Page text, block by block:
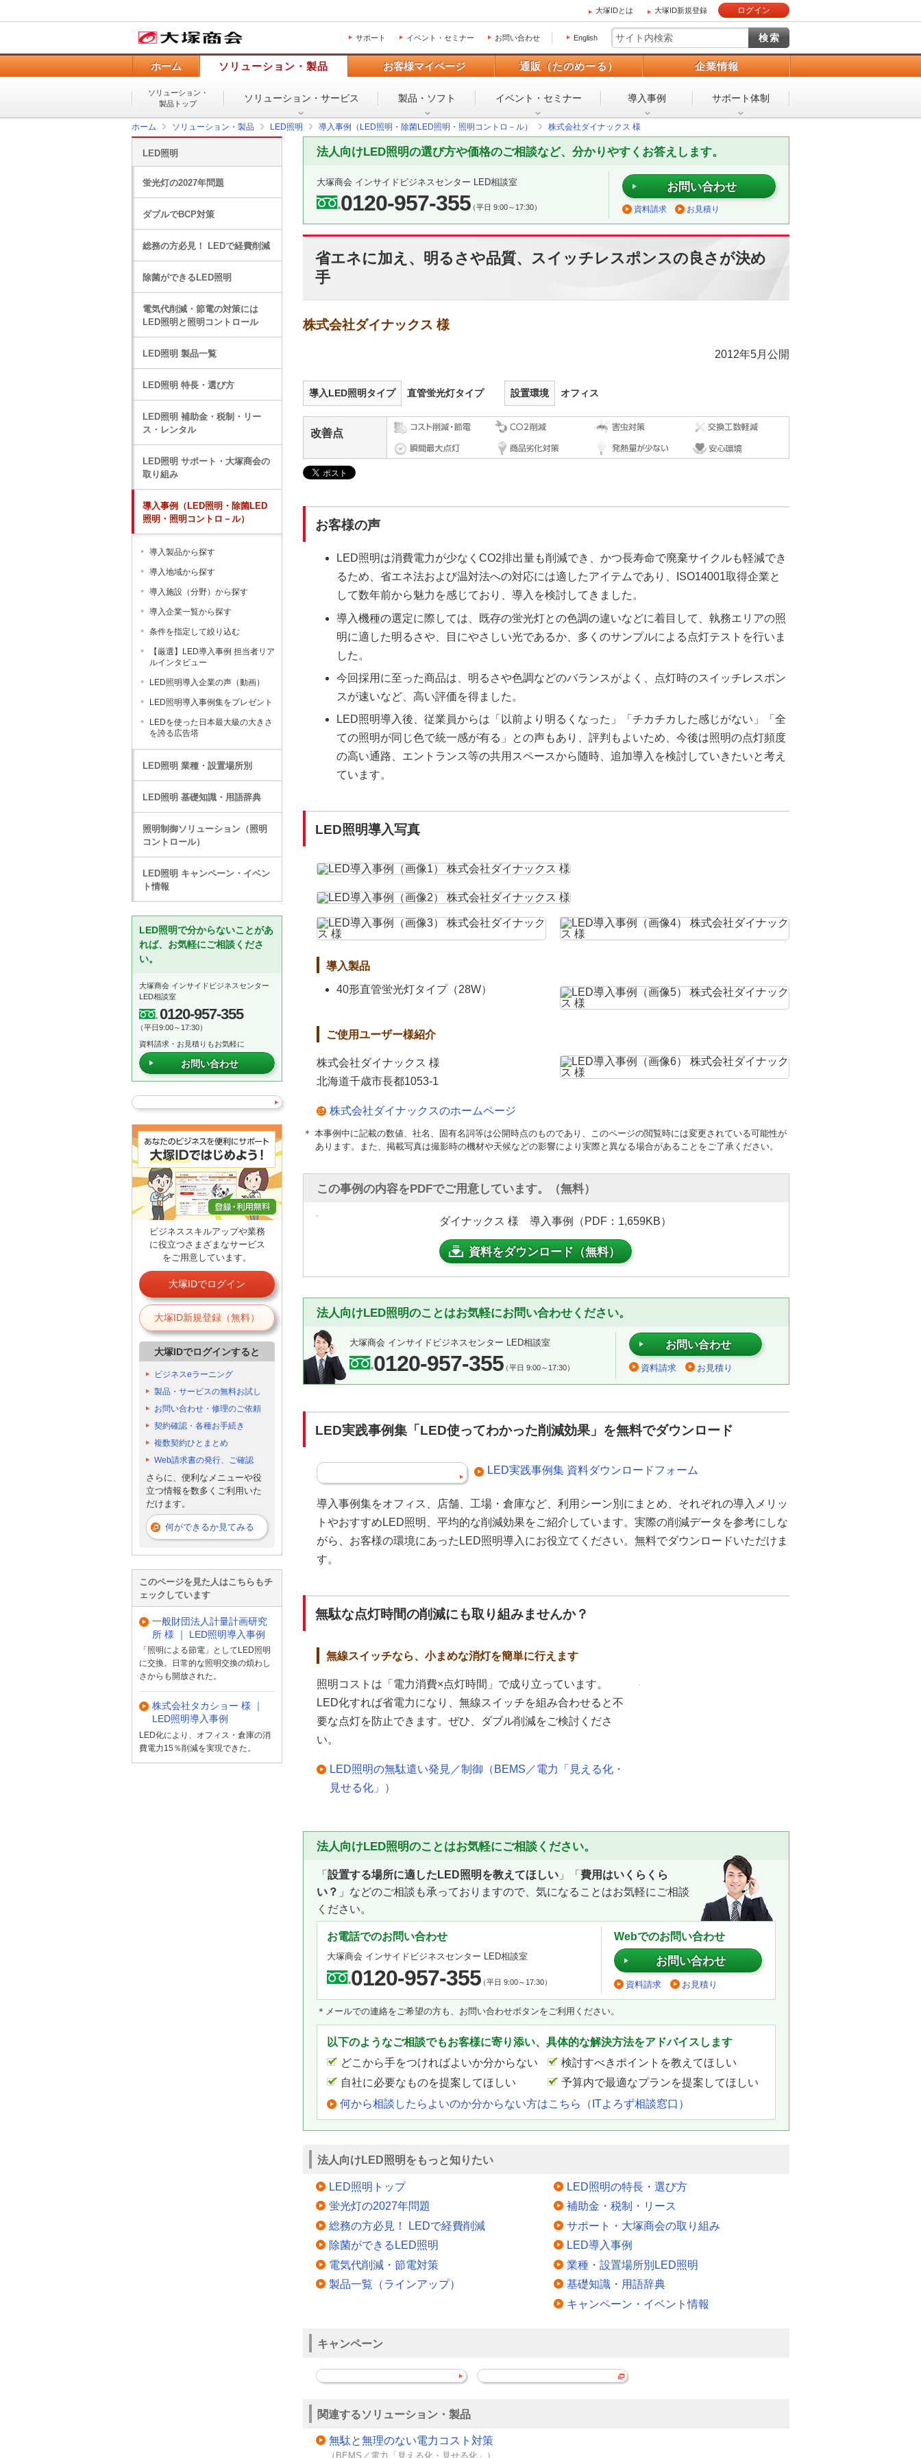
大塚IDとは 大塚ID新規登録 ログイン
サポート イベント・セミナー お問い合わせ English
ホーム ソリューション・製品 お客様マイページ 通販（たのめーる） 企業情報
ソリューション・
製品トップ
ソリューション・ サービス 製品・ソフト イベント・ セミナー 導入事例 サポート体制
ホーム ソリューション・製品 LED照明 導入事例（LED照明・除菌LED照明・照明コントロ－ル） 株式会社ダイナックス 様
法人向けLED照明の選び方や価格のご相談など、分かりやすくお答えします。
大塚商会 インサイドビジネスセンター LED相談室
0120-957-355（平日 9:00～17:30）
お問い合わせ
資料請求 お見積り
省エネに加え、明るさや品質、スイッチレスポンスの良さが決め
手
株式会社ダイナックス 様
2012年5月公開
導入LED照明タイプ 直管蛍光灯タイプ 設置環境 オフィス
改善点
お客様の声
LED照明は消費電力が少なくCO2排出量も削減でき、かつ長寿命で廃棄サイクルも軽減でき
るため、省エネ法および温対法への対応には適したアイテムであり、ISO14001取得企業と
して数年前から魅力を感じており、導入を検討してきました。
導入機種の選定に際しては、既存の蛍光灯との色調の違いなどに着目して、執務エリアの照
明に適した明るさや、目にやさしい光であるか、多くのサンプルによる点灯テストを行いま
した。
今回採用に至った商品は、明るさや色調などのバランスがよく、点灯時のスイッチレスポン
スが速いなど、高い評価を得ました。
LED照明導入後、従業員からは「以前より明るくなった」「チカチカした感じがない」「全
ての照明が同じ色で統一感が有る」との声もあり、評判もよいため、今後は照明の点灯頻度
の高い通路、エントランス等の共用スペースから随時、追加導入を検討していきたいと考え
ています。
LED照明導入写真
導入製品
40形直管蛍光灯タイプ（28W）
ご使用ユーザー様紹介
株式会社ダイナックス 様
北海道千歳市長都1053-1
株式会社ダイナックスのホームページ
＊ 本事例中に記載の数値、社名、固有名詞等は公開時点のものであり、このページの閲覧時には変更されている可能性が
あります。また、掲載写真は撮影時の機材や天候などの影響により実際と異なる場合があることをご了承ください。
この事例の内容をPDFでご用意しています。（無料）
ダイナックス 様 導入事例（PDF：1,659KB）
資料をダウンロード（無料）
法人向けLED照明のことはお気軽にお問い合わせください。
大塚商会 インサイドビジネスセンター LED相談室
0120-957-355（平日 9:00～17:30）
お問い合わせ
資料請求 お見積り
LED実践事例集「LED使ってわかった削減効果」を無料でダウンロード
LED実践事例集 資料ダウンロードフォーム
導入事例集をオフィス、店舗、工場・倉庫など、利用シーン別にまとめ、それぞれの導入メリッ
トやおすすめLED照明、平均的な削減効果をご紹介しています。実際の削減データを参考にしな
がら、お客様の環境にあったLED照明導入にお役立てください。無料でダウンロードいただけま
す。
無駄な点灯時間の削減にも取り組みませんか？
無線スイッチなら、小まめな消灯を簡単に行えます
照明コストは「電力消費×点灯時間」で成り立っています。
LED化すれば省電力になり、無線スイッチを組み合わせると不
要な点灯を防止できます。ぜひ、ダブル削減をご検討くださ
い。
LED照明の無駄遣い発見／制御（BEMS／電力「見える化・
見せる化」）
法人向けLED照明のことはお気軽にご相談ください。
「 設置する場所に適したLED照明を教えてほしい 」「 費用はいくらくら
い？ 」などのご相談も承っておりますので、気になることはお気軽にご相談
ください。
お電話でのお問い合わせ
大塚商会 インサイドビジネスセンター LED相談室
0120-957-355（平日 9:00～17:30）
Webでのお問い合わせ
お問い合わせ
資料請求 お見積り
＊メールでの連絡をご希望の方も、お問い合わせボタンをご利用ください。
以下のようなご相談でもお客様に寄り添い、具体的な解決方法をアドバイスします
どこから手をつければよいか分からない
検討すべきポイントを教えてほしい
自社に必要なものを提案してほしい
予算内で最適なプランを提案してほしい
何から相談したらよいのか分からない方はこちら（ITよろず相談窓口）
法人向けLED照明をもっと知りたい
LED照明トップ
蛍光灯の2027年問題
総務の方必見！ LEDで経費削減
除菌ができるLED照明
電気代削減・節電対策
製品一覧（ラインアップ）
LED照明の特長・選び方
補助金・税制・リース
サポート・大塚商会の取り組み
LED導入事例
業種・設置場所別LED照明
基礎知識・用語辞典
キャンペーン・イベント情報
キャンペーン
関連するソリューション・製品
無駄と無理のない電力コスト対策
（BEMS／電力「見える化・見せる化」）
LED照明
蛍光灯の2027年問題
ダブルでBCP対策
総務の方必見！ LEDで経費削減
除菌ができるLED照明
電気代削減・節電の対策には
LED照明と照明コントロール
LED照明 製品一覧
LED照明 特長・選び方
LED照明 補助金・税制・リー
ス・レンタル
LED照明 サポート・大塚商会の
取り組み
導入事例（LED照明・除菌LED
照明・照明コントロ－ル）
導入製品から探す
導入地域から探す
導入施設（分野）から探す
導入企業一覧から探す
条件を指定して絞り込む
【厳選】LED導入事例 担当者リア
ルインタビュー
LED照明導入企業の声（動画）
LED照明導入事例集をプレゼント
LEDを使った日本最大級の大きさ
を誇る広告塔
LED照明 業種・設置場所別
LED照明 基礎知識・用語辞典
照明制御ソリューション（照明
コントロール）
LED照明 キャンペーン・イベン
ト情報
LED照明で分からないことがあ
れば、お気軽にご相談くださ
い。
大塚商会 インサイドビジネスセンター
LED相談室
0120-957-355
（平日9:00～17:30）
資料請求・お見積りもお気軽に
お問い合わせ
ビジネススキルアップや業務
に役立つさまざまなサービス
をご用意しています。
大塚IDでログイン
大塚ID新規登録（無料）
大塚IDでログインすると
ビジネスeラーニング
製品・サービスの無料お試し
お問い合わせ・修理のご依頼
契約確認・各種お手続き
複数契約ひとまとめ
Web請求書の発行、ご確認
さらに、便利なメニューや役
立つ情報を数多くご利用いた
だけます。
何ができるか見てみる
このページを見た人はこちらもチ
ェックしています
一般財団法人計量計画研究
所 様 ｜ LED照明導入事例
「照明による節電」としてLED照明
に交換。日常的な照明交換の煩わし
さからも開放された。
株式会社タカショー 様 ｜
LED照明導入事例
LED化により、オフィス・倉庫の消
費電力15％削減を実現できた。